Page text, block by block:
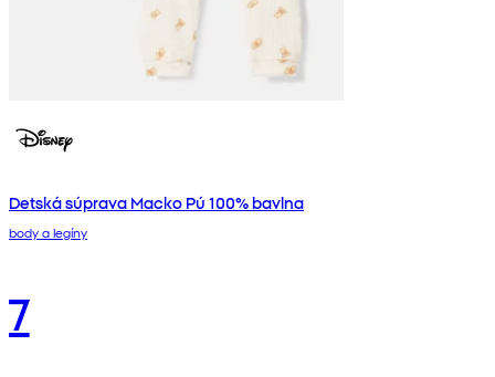
Detská súprava Macko Pú 100% bavlna
body a legíny
7